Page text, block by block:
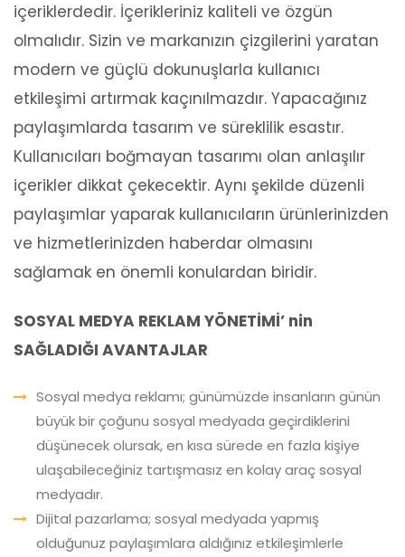
içeriklerdedir. İçerikleriniz kaliteli ve özgün
olmalıdır. Sizin ve markanızın çizgilerini yaratan
modern ve güçlü dokunuşlarla kullanıcı
etkileşimi artırmak kaçınılmazdır. Yapacağınız
paylaşımlarda tasarım ve süreklilik esastır.
Kullanıcıları boğmayan tasarımı olan anlaşılır
içerikler dikkat çekecektir. Aynı şekilde düzenli
paylaşımlar yaparak kullanıcıların ürünlerinizden
ve hizmetlerinizden haberdar olmasını
sağlamak en önemli konulardan biridir.
SOSYAL MEDYA REKLAM YÖNETİMİ’ nin
SAĞLADIĞI AVANTAJLAR
Sosyal medya reklamı; günümüzde insanların günün
büyük bir çoğunu sosyal medyada geçirdiklerini
düşünecek olursak, en kısa sürede en fazla kişiye
ulaşabileceğiniz tartışmasız en kolay araç sosyal
medyadır.
Dijital pazarlama; sosyal medyada yapmış
olduğunuz paylaşımlara aldığınız etkileşimlerle